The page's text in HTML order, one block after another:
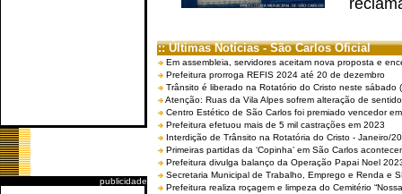
publicidade
:: Últimas Notícias - São Carlos Oficial
Em assembleia, servidores aceitam nova proposta e
Prefeitura prorroga REFIS 2024 até 20 de dezembro
Trânsito é liberado na Rotatório do Cristo neste sábado
Atenção: Ruas da Vila Alpes sofrem alteração de
Centro Estético de São Carlos foi premiado vencedor
Prefeitura efetuou mais de 5 mil castrações em 2023
Interdição de Trânsito na Rotatória do Cristo - Janeiro/
Primeiras partidas da ‘Copinha’ em São Carlos
Prefeitura divulga balanço da Operação Papai Noel
Secretaria Municipal de Trabalho, Emprego e Renda e
Prefeitura realiza roçagem e limpeza do Cemitério